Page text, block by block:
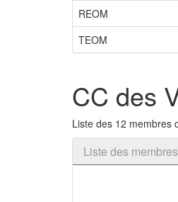
REOM
TEOM
CC des
Liste des 12 membres
Liste des